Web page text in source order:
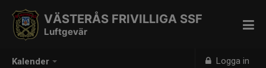
Kalender Logga in
VÄSTERÅS FRIVILLIGA SSF
Luftgevär